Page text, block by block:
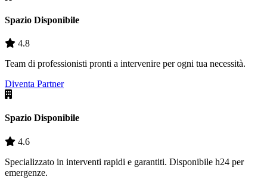
Spazio Disponibile
4.8
Team di professionisti pronti a intervenire per ogni tua necessità.
Diventa Partner
Spazio Disponibile
4.6
Specializzato in interventi rapidi e garantiti. Disponibile h24 per
emergenze.